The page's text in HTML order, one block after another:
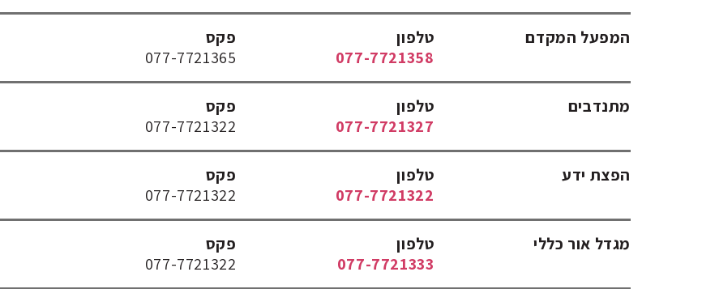
המפעל המקדם
טלפון
077-7721358
פקס
077-7721365
מתנדבים
טלפון
077-7721327
פקס
077-7721322
הפצת ידע
טלפון
077-7721322
פקס
077-7721322
מגדל אור כללי
טלפון
077-7721333
פקס
077-7721322